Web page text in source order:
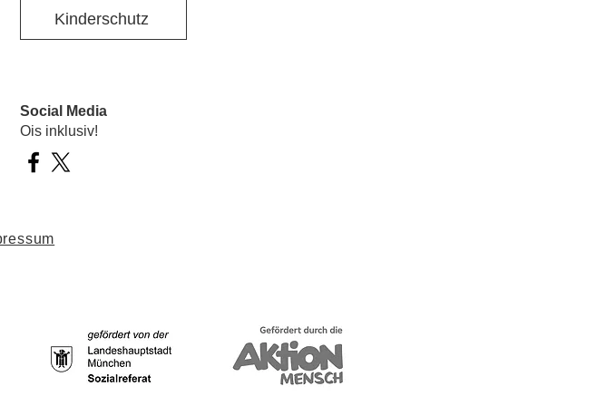
Kinderschutz
Social Media
Ois inklusiv!